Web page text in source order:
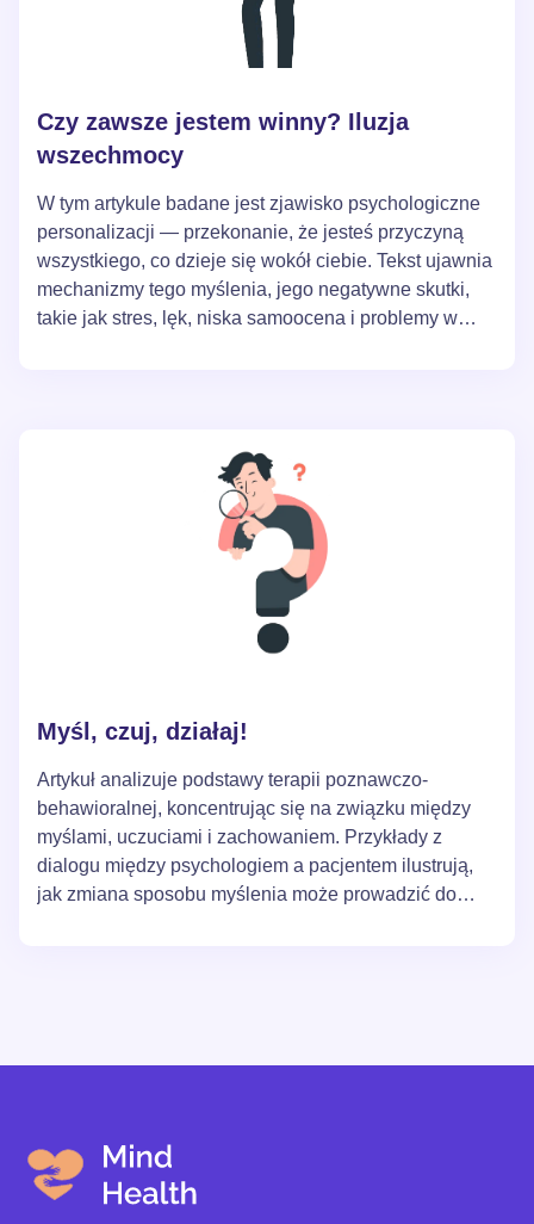
Czy zawsze jestem winny? Iluzja
wszechmocy
W tym artykule badane jest zjawisko psychologiczne
personalizacji — przekonanie, że jesteś przyczyną
wszystkiego, co dzieje się wokół ciebie. Tekst ujawnia
mechanizmy tego myślenia, jego negatywne skutki,
takie jak stres, lęk, niska samoocena i problemy w
personalizacji i uwalniania się od poczucia
nieuzasadnionej winy.
Myśl, czuj, działaj!
Artykuł analizuje podstawy terapii poznawczo-
behawioralnej, koncentrując się na związku między
myślami, uczuciami i zachowaniem. Przykłady z
dialogu między psychologiem a pacjentem ilustrują,
jak zmiana sposobu myślenia może prowadzić do